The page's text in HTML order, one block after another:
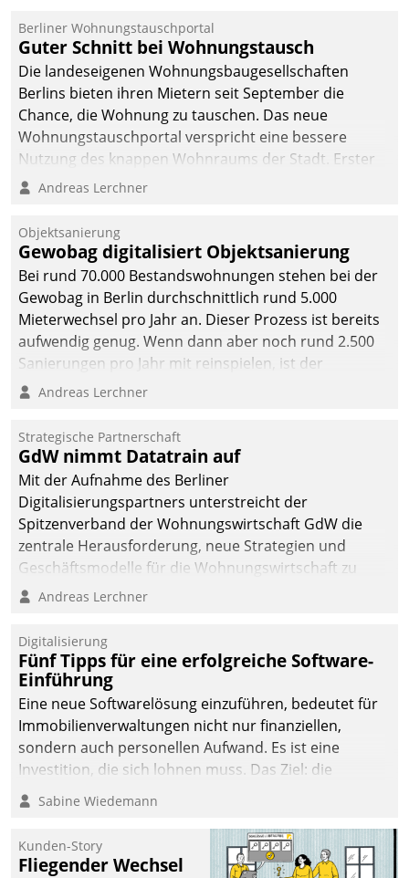
Berliner Wohnungstauschportal
Guter Schnitt bei Wohnungstausch
Die landeseigenen Wohnungsbaugesellschaften
Berlins bieten ihren Mietern seit September die
Chance, die Wohnung zu tauschen. Das neue
Wohnungstauschportal verspricht eine bessere
Nutzung des knappen Wohnraums der Stadt. Erster
Anwendungsfall für Datatrains Lösung API-Hub mit
Unternehmen.
Andreas Lerchner
Objektsanierung
Gewobag digitalisiert Objektsanierung
Bei rund 70.000 Bestandswohnungen stehen bei der
Gewobag in Berlin durchschnittlich rund 5.000
Mieterwechsel pro Jahr an. Dieser Prozess ist bereits
aufwendig genug. Wenn dann aber noch rund 2.500
Sanierungen pro Jahr mit reinspielen, ist der
Betreuungs- und Organisationsaufwand immens. Im
kommunale Wohnungsbauunternehmen daher
gemeinsam mit der Berliner Datatrain GmbH den
Teilprozess der Objektsanierung digitalisiert.
Andreas Lerchner
Strategische Partnerschaft
GdW nimmt Datatrain auf
Mit der Aufnahme des Berliner
Digitalisierungspartners unterstreicht der
Spitzenverband der Wohnungswirtschaft GdW die
zentrale Herausforderung, neue Strategien und
Geschäftsmodelle für die Wohnungswirtschaft zu
entwickeln.
Andreas Lerchner
Digitalisierung
Fünf Tipps für eine erfolgreiche Software-
Einführung
Eine neue Softwarelösung einzuführen, bedeutet für
Immobilienverwaltungen nicht nur finanziellen,
sondern auch personellen Aufwand. Es ist eine
Investition, die sich lohnen muss. Das Ziel: die
nachhaltige Optimierung der Geschäftsabläufe. Damit
dieses Ziel erreicht wird, sollten einige Grundregeln
Sabine Wiedemann
Kunden-Story
Fliegender Wechsel